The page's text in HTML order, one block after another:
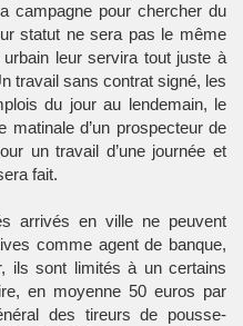
campagne pour chercher du
statut ne sera pas le même
leur servira tout juste à
travail sans contrat signé, les
du jour au lendemain, le
d’un prospecteur de
un travail d’une journée et
fait.
arrivés en ville ne peuvent
comme agent de banque,
ils sont limités à un certains
en moyenne 50 euros par
des tireurs de pousse-